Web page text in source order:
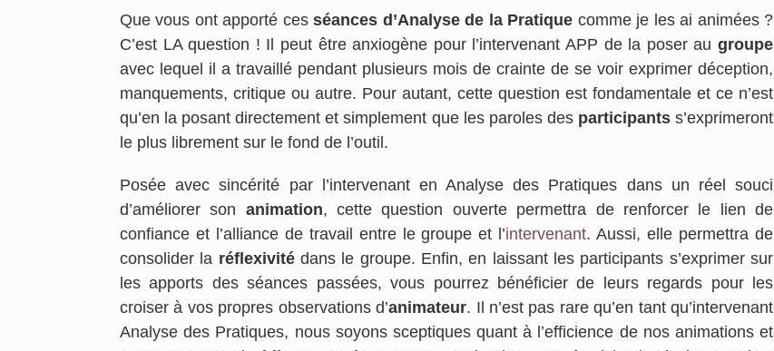
Que vous ont apporté cesséances d’Analyse de la Pratique comme je les ai animées ?
C’est LA question ! Il peut être anxiogène pour l’intervenant APP de la poser au groupe
avec lequel il a travaillé pendant plusieurs mois de crainte de se voir exprimer déception,
manquements, critique ou autre. Pour autant, cette question est fondamentale et ce n’est
qu’en la posant directement et simplement que les paroles desparticipantss’exprimeront
le plus librement sur le fond de l’outil.
Posée avec sincérité par l’intervenant en Analyse des Pratiques dans un réel souci
d’améliorer son animation, cette question ouverte permettra de renforcer le lien de
confiance et l’alliance de travail entre le groupe et l’intervenant. Aussi, elle permettra de
consolider la réflexivitédans le groupe. Enfin, en laissant les participants s’exprimer sur
les apports des séances passées, vous pourrez bénéficier de leurs regards pour les
croiser à vos propres observations d’animateur. Il n’est pas rare qu’en tant qu’intervenant
Analyse des Pratiques, nous soyons sceptiques quant à l’efficience de nos animations et
En savoir plus...